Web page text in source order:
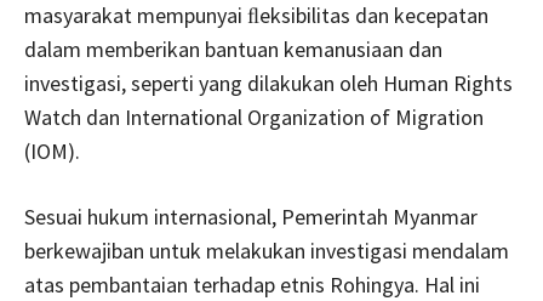
masyarakat mempunyai ﬂeksibilitas dan kecepatan
dalam memberikan bantuan kemanusiaan dan
investigasi, seperti yang dilakukan oleh Human Rights
Watch dan International Organization of Migration
(IOM).
Sesuai hukum internasional, Pemerintah Myanmar
berkewajiban untuk melakukan investigasi mendalam
atas pembantaian terhadap etnis Rohingya. Hal ini